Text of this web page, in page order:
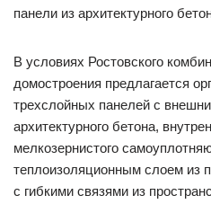
панели из архитектурного
В условиях Ростовского
домостроения предлагается
трехслойных панелей с
архитектурного бетона,
мелкозернистого
теплоизоляционным слоем из
с гибкими связями из